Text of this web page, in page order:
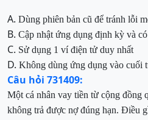
A. Dùng phiên bản cũ để tránh lỗi
B. Cập nhật ứng dụng định kỳ và
C. Sử dụng 1 ví điện tử duy nhất
D. Không dùng ứng dụng vào cuối
Câu hỏi 731409:
Một cá nhân vay tiền từ cộng đồng
không trả được nợ đúng hạn. Điều